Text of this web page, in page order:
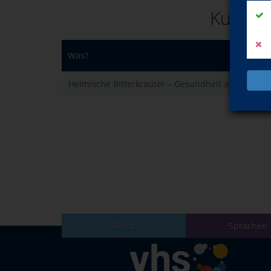
Kurse
Was?
Heimische Bitterkräuter – Gesundheit aus der
Beruf Sprachen